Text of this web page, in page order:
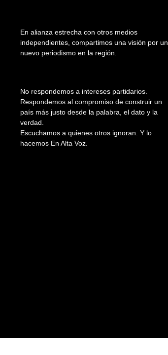
En alianza estrecha con otros medios
independientes, compartimos una visión por un
nuevo periodismo en la región.
No respondemos a intereses partidarios.
Respondemos al compromiso de construir un
país más justo desde la palabra, el dato y la
verdad.
Escuchamos a quienes otros ignoran. Y lo
hacemos En Alta Voz.